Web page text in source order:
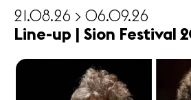
21.08.26 > 06.09.26
Line-up | Sion Festival